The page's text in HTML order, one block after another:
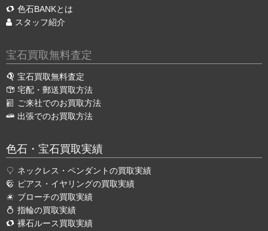
色石BANKとは
スタッフ紹介
宝石買取無料査定
宝石買取無料査定
宅配・郵送買取方法
ご来社でのお買取方法
出張でのお買取方法
色石・宝石買取実績
ネックレス・ペンダントの買取実績
ピアス・イヤリングの買取実績
ブローチの買取実績
指輪の買取実績
裸石ルース買取実績